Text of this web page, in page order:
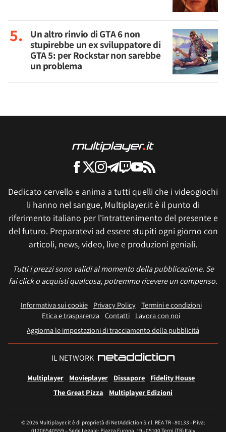
Un altro rinvio di GTA 6 non
stupirebbe un ex sviluppatore di
GTA 5: per Rockstar non sarebbe
un problema
Dedicato cervello e anima a tutti quelli che i videogiochi
li hanno nel sangue, Multiplayer.it è il punto di
riferimento italiano per l'intrattenimento del presente e
del futuro. Preparatevi ad essere stupiti ogni giorno con
articoli, news, video, live e produzioni geniali.
Tutti i prezzi sono validi al momento della pubblicazione. Se
fai click o acquisti qualcosa, potremmo ricevere un compenso.
Informativa sui cookie Privacy Policy
Termini e condizioni
Etica e trasparenza Contatti
Lavora con noi
Aggiorna le impostazioni di tracciamento della pubblicità
IL NETWORK
Multiplayer Movieplayer Dissapore
Fidelity House
The Great Pizza
Multiplayer Edizioni
© 2026 Multiplayer.it è di proprietà di NetAddiction S.r.l. REA TR - 80133 - P.iva:
01206540559 – Sede Legale: Piazza Europa, 19 - 05100 Terni (TR) Italy